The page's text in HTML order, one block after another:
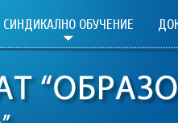
СИНДИКАЛНО ОБУЧЕНИЕ